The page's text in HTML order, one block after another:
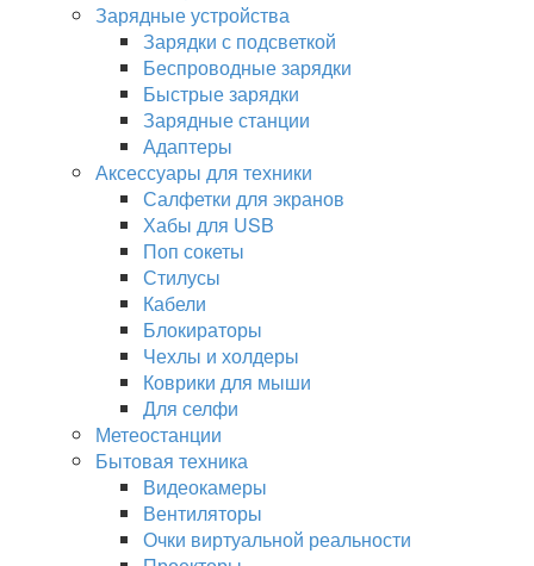
Зарядные устройства
Зарядки с подсветкой
Беспроводные зарядки
Быстрые зарядки
Зарядные станции
Адаптеры
Аксессуары для техники
Салфетки для экранов
Хабы для USB
Поп сокеты
Стилусы
Кабели
Блокираторы
Чехлы и холдеры
Коврики для мыши
Для селфи
Метеостанции
Бытовая техника
Видеокамеры
Вентиляторы
Очки виртуальной реальности